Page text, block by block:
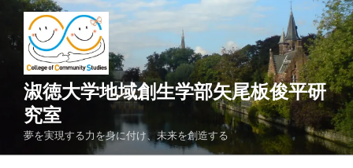
ン
ッ
淑徳大学地域創生学部矢尾板俊平研
究室
夢を実現する力を身に付け、未来を創造する